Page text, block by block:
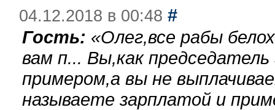
04.12.2018 в 00:48 #
Гость: «Олег,все рабы
вам п... Вы,как
примером,а вы не
называете зарплатой и